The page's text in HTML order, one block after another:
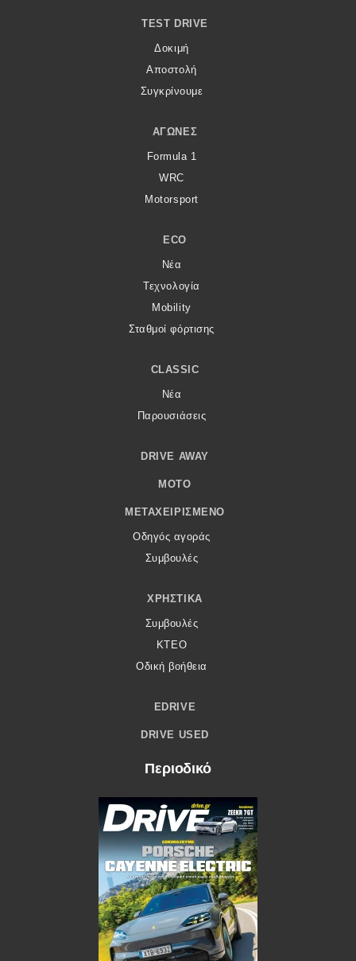
TEST DRIVE
Δοκιμή
Αποστολή
Συγκρίνουμε
ΑΓΏΝΕΣ
Formula 1
WRC
Motorsport
ECO
Νέα
Τεχνολογία
Mobility
Σταθμοί φόρτισης
CLASSIC
Νέα
Παρουσιάσεις
DRIVE AWAY
MOTO
ΜΕΤΑΧΕΙΡΙΣΜΈΝΟ
Οδηγός αγοράς
Συμβουλές
ΧΡΗΣΤΙΚΆ
Συμβουλές
ΚΤΕΟ
Οδική βοήθεια
EDRIVE
DRIVE USED
Περιοδικό